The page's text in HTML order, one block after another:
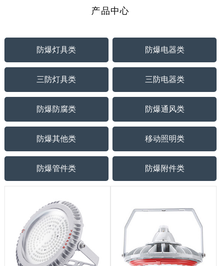
产品中心
防爆灯具类 防爆电器类
三防灯具类 三防电器类
防爆防腐类 防爆通风类
防爆其他类 移动照明类
防爆管件类 防爆附件类